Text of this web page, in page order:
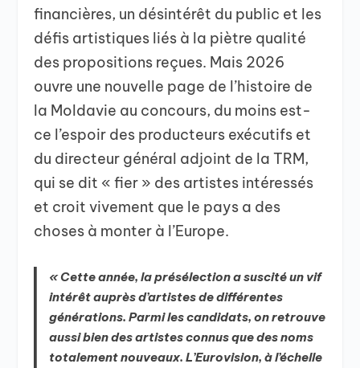
financières, un désintérêt du public et les
défis artistiques liés à la piètre qualité
des propositions reçues. Mais 2026
ouvre une nouvelle page de l’histoire de
la Moldavie au concours, du moins est-
ce l’espoir des producteurs exécutifs et
du directeur général adjoint de la TRM,
qui se dit « fier » des artistes intéressés
et croit vivement que le pays a des
choses à monter à l’Europe.
« Cette année, la présélection a suscité un vif
intérêt auprès d’artistes de différentes
générations. Parmi les candidats, on retrouve
aussi bien des artistes connus que des noms
totalement nouveaux. L’Eurovision, à l’échelle